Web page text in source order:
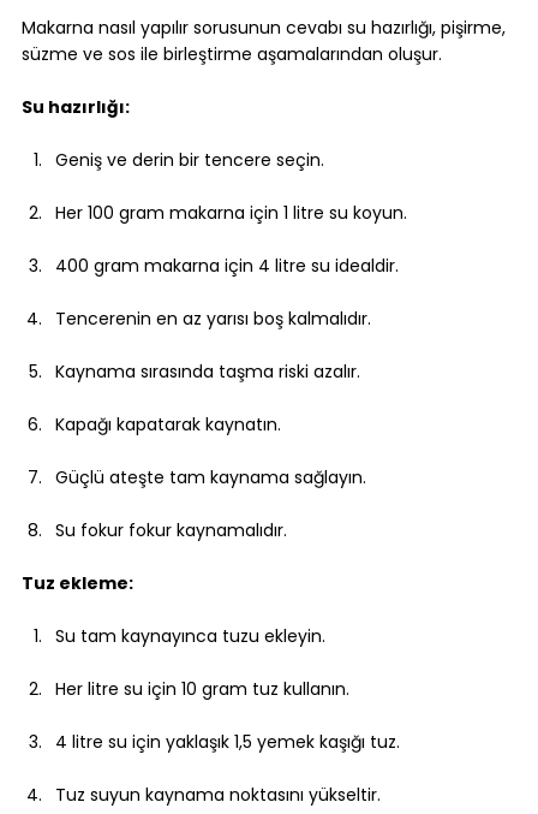
Makarna nasıl yapılır sorusunun cevabı su hazırlığı, pişirme,
süzme ve sos ile birleştirme aşamalarından oluşur.
Su hazırlığı:
Geniş ve derin bir tencere seçin.
Her 100 gram makarna için 1 litre su koyun.
400 gram makarna için 4 litre su idealdir.
Tencerenin en az yarısı boş kalmalıdır.
Kaynama sırasında taşma riski azalır.
Kapağı kapatarak kaynatın.
Güçlü ateşte tam kaynama sağlayın.
Su fokur fokur kaynamalıdır.
Tuz ekleme:
Su tam kaynayınca tuzu ekleyin.
Her litre su için 10 gram tuz kullanın.
4 litre su için yaklaşık 1,5 yemek kaşığı tuz.
Tuz suyun kaynama noktasını yükseltir.